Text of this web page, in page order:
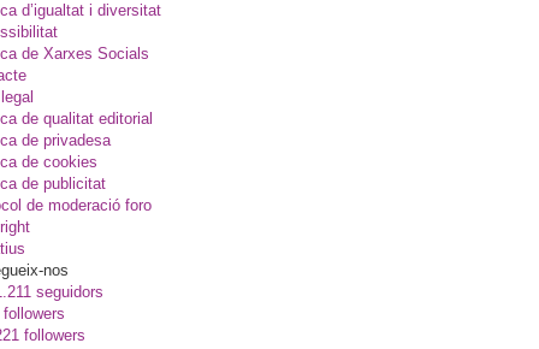
d’igualtat i diversitat
de Xarxes Socials
de qualitat editorial
de privadesa
de cookies
de publicitat
de moderació foro
nos
seguidors
followers
followers